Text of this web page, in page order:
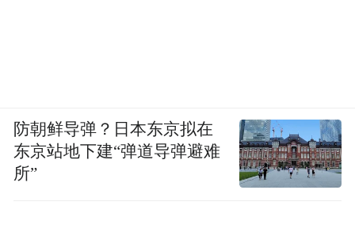
防朝鲜导弹？日本东京拟在
东京站地下建“弹道导弹避难
所”